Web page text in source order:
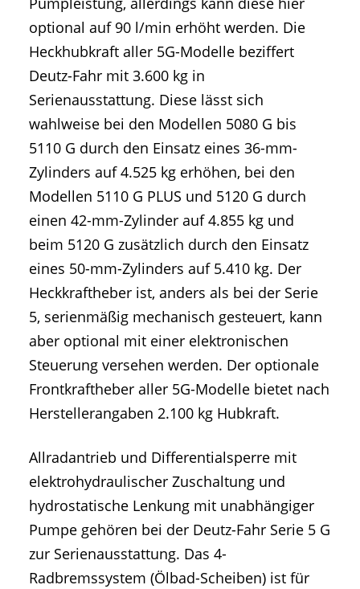
optional auf 90 l/min erhöht werden. Die
Heckhubkraft aller 5G-Modelle beziffert
Deutz-Fahr mit 3.600 kg in
Serienausstattung. Diese lässt sich
wahlweise bei den Modellen 5080 G bis
5110 G durch den Einsatz eines 36-mm-
Zylinders auf 4.525 kg erhöhen, bei den
Modellen 5110 G PLUS und 5120 G durch
einen 42-mm-Zylinder auf 4.855 kg und
beim 5120 G zusätzlich durch den Einsatz
eines 50-mm-Zylinders auf 5.410 kg. Der
Heckkraftheber ist, anders als bei der Serie
5, serienmäßig mechanisch gesteuert, kann
aber optional mit einer elektronischen
Steuerung versehen werden. Der optionale
Frontkraftheber aller 5G-Modelle bietet nach
Herstellerangaben 2.100 kg Hubkraft.
Allradantrieb und Differentialsperre mit
elektrohydraulischer Zuschaltung und
hydrostatische Lenkung mit unabhängiger
Pumpe gehören bei der Deutz-Fahr Serie 5 G
zur Serienausstattung. Das 4-
Radbremssystem (Ölbad-Scheiben) ist für